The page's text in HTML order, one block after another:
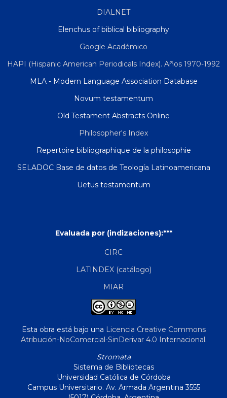
DIALNET
Elenchus of biblical bibliography
Google Académico
HAPI (Hispanic American Periodicals Index). Años 1970-1992
MLA - Modern Language Association Database
Novum testamentum
Old Testament Abstracts Online
Philosopher's Index
Repertoire bibliographique de la philosophie
SELADOC Base de datos de Teología Latinoamericana
Uetus testamentum
Evaluada por (indizaciones):***
CIRC
LATINDEX (catálogo)
MIAR
Esta obra está bajo una Licencia Creative Commons
Atribución-NoComercial-SinDerivar 4.0 Internacional.
Stromata
Sistema de Bibliotecas
Universidad Católica de Córdoba
Campus Universitario. Av. Armada Argentina 3555